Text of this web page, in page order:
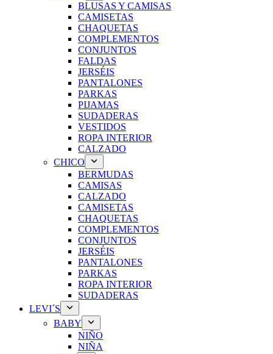
BLUSAS Y CAMISAS
CAMISETAS
CHAQUETAS
COMPLEMENTOS
CONJUNTOS
FALDAS
JERSÉIS
PANTALONES
PARKAS
PIJAMAS
SUDADERAS
VESTIDOS
ROPA INTERIOR
CALZADO
CHICO
BERMUDAS
CAMISAS
CALZADO
CAMISETAS
CHAQUETAS
COMPLEMENTOS
CONJUNTOS
JERSÉIS
PANTALONES
PARKAS
ROPA INTERIOR
SUDADERAS
LEVI´S
BABY
NIÑO
NIÑA